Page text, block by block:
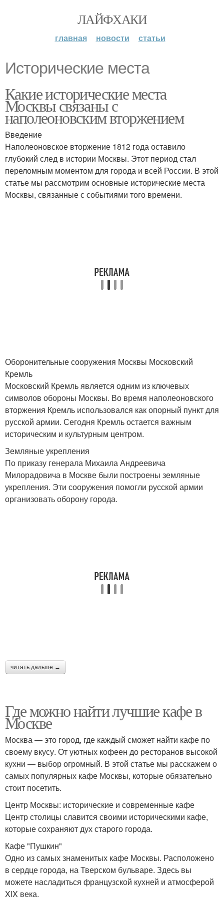
ЛАЙФХАКИ
главная новости статьи
Исторические места
Какие исторические места
Москвы связаны с
наполеоновским вторжением
Введение
Наполеоновское вторжение 1812 года оставило
глубокий след в истории Москвы. Этот период стал
переломным моментом для города и всей России. В этой
статье мы рассмотрим основные исторические места
Москвы, связанные с событиями того времени.
Оборонительные сооружения Москвы Московский
Кремль
Московский Кремль является одним из ключевых
символов обороны Москвы. Во время наполеоновского
вторжения Кремль использовался как опорный пункт для
русской армии. Сегодня Кремль остается важным
историческим и культурным центром.
Земляные укрепления
По приказу генерала Михаила Андреевича
Милорадовича в Москве были построены земляные
укрепления. Эти сооружения помогли русской армии
организовать оборону города.
читать дальше →
Где можно найти лучшие кафе в
Москве
Москва — это город, где каждый сможет найти кафе по
своему вкусу. От уютных кофеен до ресторанов высокой
кухни — выбор огромный. В этой статье мы расскажем о
самых популярных кафе Москвы, которые обязательно
стоит посетить.
Центр Москвы: исторические и современные кафе
Центр столицы славится своими историческими кафе,
которые сохраняют дух старого города.
Кафе "Пушкин"
Одно из самых знаменитых кафе Москвы. Расположено
в сердце города, на Тверском бульваре. Здесь вы
можете насладиться французской кухней и атмосферой
XIX века.